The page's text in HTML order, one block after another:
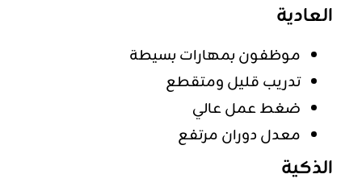
العادية
موظفون بمهارات بسيطة
تدريب قليل ومتقطع
ضغط عمل عالي
معدل دوران مرتفع
الذكية